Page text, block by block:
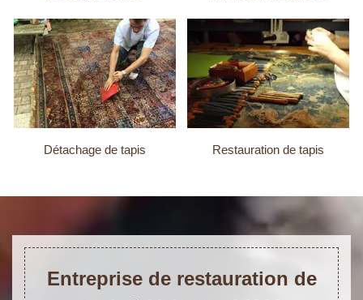
Détachage de tapis Restauration de tapis
Entreprise de restauration de